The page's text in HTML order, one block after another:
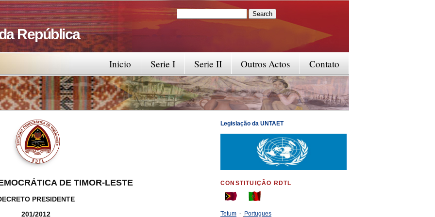
República
Search form
Contato
Outros Actos
Serie II
Serie I
Inicio
DE TIMOR-LESTE
PRESIDENTE
201/2012
Legislação da UNTAET
CONSTITUIÇÃO RDTL
Tetum - Portugues